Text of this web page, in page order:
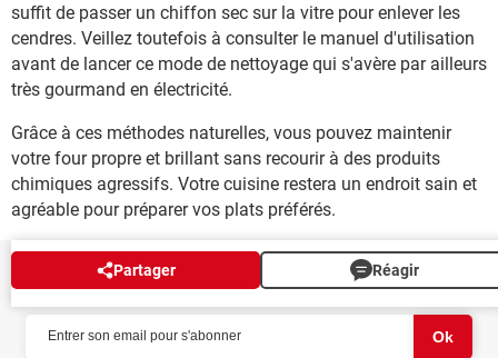
suffit de passer un chiffon sec sur la vitre pour enlever les
cendres. Veillez toutefois à consulter le manuel d'utilisation
avant de lancer ce mode de nettoyage qui s'avère par ailleurs
très gourmand en électricité.
Grâce à ces méthodes naturelles, vous pouvez maintenir
votre four propre et brillant sans recourir à des produits
chimiques agressifs. Votre cuisine restera un endroit sain et
agréable pour préparer vos plats préférés.
Partager Réagir
NEWSLETTER